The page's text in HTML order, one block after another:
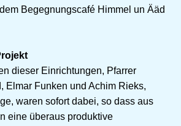
Begegnungscafé Himmel un Ääd
dieser Einrichtungen, Pfarrer
Elmar Funken und Achim Rieks,
waren sofort dabei, so dass aus
eine überaus produktive